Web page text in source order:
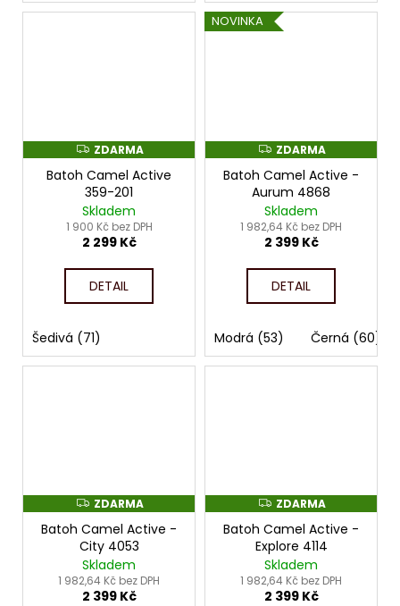
Z
D
A
R
M
A
ZDARMA
Batoh Camel Active
359-201
Skladem
1 900 Kč bez DPH
2 299 Kč
DETAIL
Šedivá (71)
NOVINKA
Z
D
A
M
A
ZDARMA
Batoh Camel Active -
Aurum 4868
Skladem
1 982,64 Kč bez DPH
2 399 Kč
DETAIL
Modrá (53) Černá (60)
Z
D
A
R
M
A
ZDARMA
Batoh Camel Active -
City 4053
Skladem
1 982,64 Kč bez DPH
2 399 Kč
Z
D
A
R
M
A
ZDARMA
Batoh Camel Active -
Explore 4114
Skladem
1 982,64 Kč bez DPH
2 399 Kč